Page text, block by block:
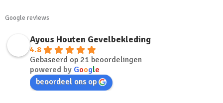
Google reviews
Ayous Houten Gevelbekleding
4.8
Gebaseerd op 21 beoordelingen
powered by Google
beoordeel ons op